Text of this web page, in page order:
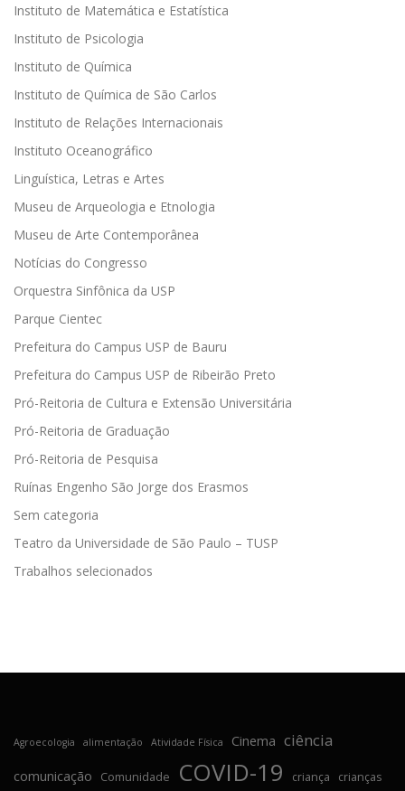
Instituto de Matemática e Estatística
Instituto de Psicologia
Instituto de Química
Instituto de Química de São Carlos
Instituto de Relações Internacionais
Instituto Oceanográfico
Linguística, Letras e Artes
Museu de Arqueologia e Etnologia
Museu de Arte Contemporânea
Notícias do Congresso
Orquestra Sinfônica da USP
Parque Cientec
Prefeitura do Campus USP de Bauru
Prefeitura do Campus USP de Ribeirão Preto
Pró-Reitoria de Cultura e Extensão Universitária
Pró-Reitoria de Graduação
Pró-Reitoria de Pesquisa
Ruínas Engenho São Jorge dos Erasmos
Sem categoria
Teatro da Universidade de São Paulo – TUSP
Trabalhos selecionados
Agroecologia alimentação Atividade Física Cinema ciência
comunicação Comunidade COVID-19 criança crianças